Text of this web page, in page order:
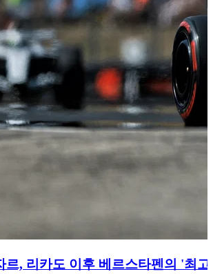
르, 리카도 이후 베르스타펜의 '최